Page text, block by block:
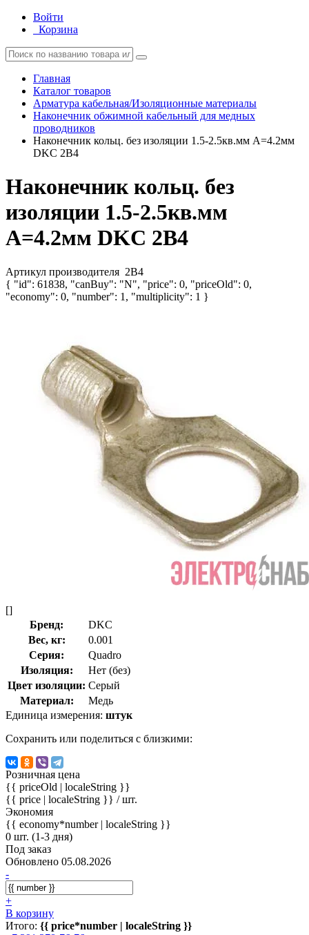
Войти
Корзина
Главная
Каталог товаров
Арматура кабельная/Изоляционные материалы
Наконечник обжимной кабельный для медных
проводников
Наконечник кольц. без изоляции 1.5-2.5кв.мм А=4.2мм
DKC 2B4
Наконечник кольц. без
изоляции 1.5-2.5кв.мм
А=4.2мм DKC 2B4
Артикул производителя 2B4
{ "id": 61838, "canBuy": "N", "price": 0, "priceOld": 0,
"economy": 0, "number": 1, "multiplicity": 1 }
[]
Бренд:
DKC
Вес, кг:
0.001
Серия:
Quadro
Изоляция:
Нет (без)
Цвет изоляции: Серый
Материал:
Медь
Единица измерения: штук
Сохранить или поделиться с близкими:
Розничная цена
{{ priceOld | localeString }}
{{ price | localeString }} / шт.
Экономия
{{ economy*number | localeString }}
0 шт. (1-3 дня)
Под заказ
Обновлено 05.08.2026
-
+
В корзину
Итого: {{ price*number | localeString }}